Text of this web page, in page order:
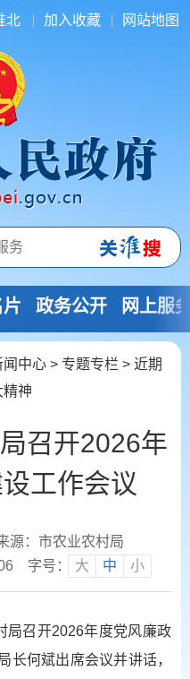
北 加入收藏 网站地图
政务公开 网上服
闻中心 > 专题专栏 > 近期
精神
召开2026年
工作会议
源：市农业农村局
字号： 大 中 小
局召开2026年度党风廉政
长何斌出席会议并讲话，